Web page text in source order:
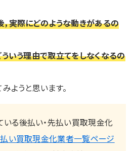
実際にどのような動きがあるの
いう理由で取立てをしなくなるの
ようと思います。
る後払い・先払い買取現金化
払い買取現金化業者一覧ページ